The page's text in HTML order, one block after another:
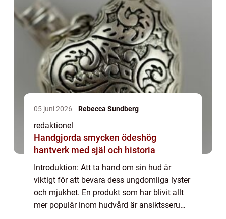
05 juni 2026 Rebecca Sundberg
redaktionel
Handgjorda smycken ödeshög
hantverk med själ och historia
Introduktion: Att ta hand om sin hud är
viktigt för att bevara dess ungdomliga lyster
och mjukhet. En produkt som har blivit allt
mer populär inom hudvård är ansiktsserum,